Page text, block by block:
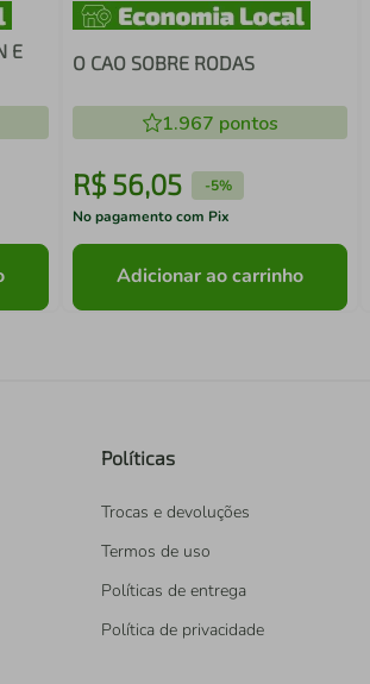
E
O CAO SOBRE RODAS
1.967 pontos
R$ 56,05 -5%
No pagamento com Pix
Adicionar ao carrinho
Políticas
Trocas e devoluções
Termos de uso
Políticas de entrega
Política de privacidade